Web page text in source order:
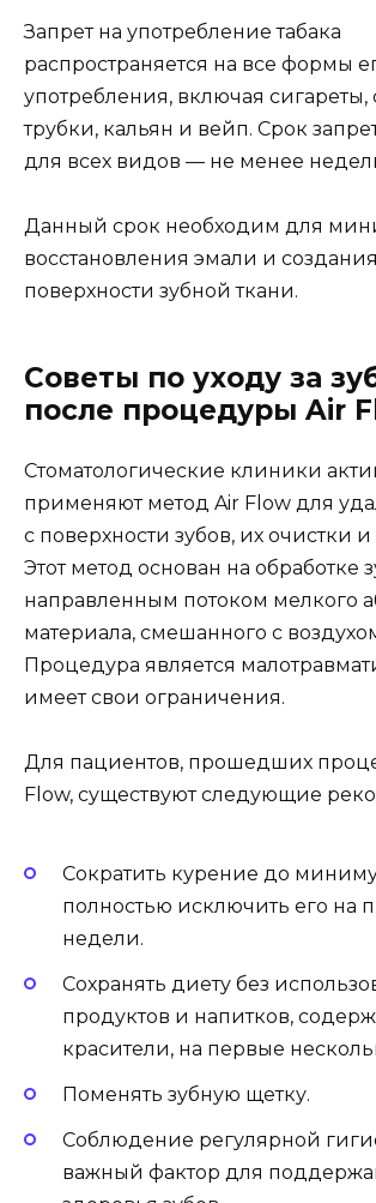
Запрет на употребление табака
распространяется на все формы
употребления, включая сигареты,
трубки, кальян и вейп. Срок
для всех видов — не менее
Данный срок необходим для
восстановления эмали и
поверхности зубной ткани.
Советы по уходу за
после процедуры Air
Стоматологические клиники
применяют метод Air Flow для
с поверхности зубов, их очистки и
Этот метод основан на обработке
направленным потоком мелкого
материала, смешанного с
Процедура является
имеет свои ограничения.
Для пациентов, прошедших
Flow, существуют следующие
Сократить курение до
полностью исключить его на
недели.
Сохранять диету без
продуктов и напитков,
красители, на первые
Поменять зубную щетку.
Соблюдение регулярной
важный фактор для